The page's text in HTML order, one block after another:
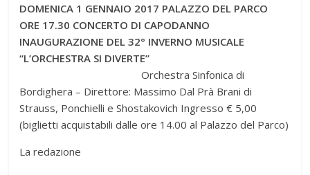
DOMENICA 1 GENNAIO 2017 PALAZZO DEL PARCO
ORE 17.30 CONCERTO DI CAPODANNO
INAUGURAZIONE DEL 32° INVERNO MUSICALE
“L’ORCHESTRA SI DIVERTE”
Orchestra Sinfonica di
Bordighera – Direttore: Massimo Dal Prà Brani di
Strauss, Ponchielli e Shostakovich Ingresso € 5,00
(biglietti acquistabili dalle ore 14.00 al Palazzo del Parco)
La redazione